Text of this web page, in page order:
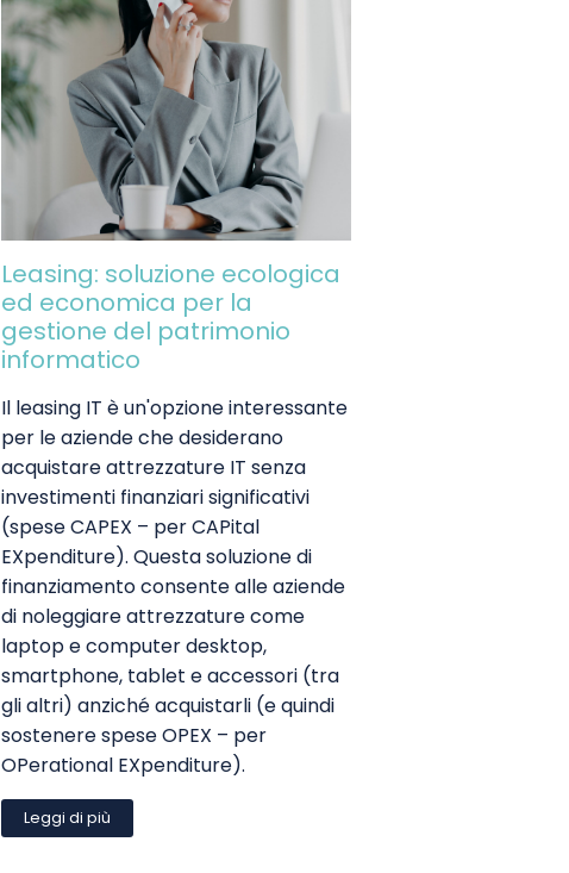
Leasing: soluzione ecologica
ed economica per la
gestione del patrimonio
informatico
Il leasing IT è un'opzione interessante
per le aziende che desiderano
acquistare attrezzature IT senza
investimenti finanziari significativi
(spese CAPEX – per CAPital
EXpenditure). Questa soluzione di
finanziamento consente alle aziende
di noleggiare attrezzature come
laptop e computer desktop,
smartphone, tablet e accessori (tra
gli altri) anziché acquistarli (e quindi
sostenere spese OPEX – per
OPerational EXpenditure).
Leggi di più